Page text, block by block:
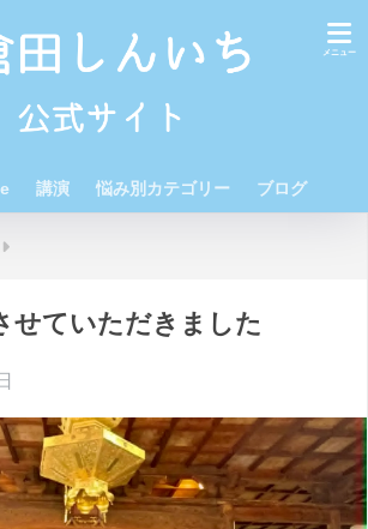
講演 悩み別カテゴリー ブログ
せていただきました